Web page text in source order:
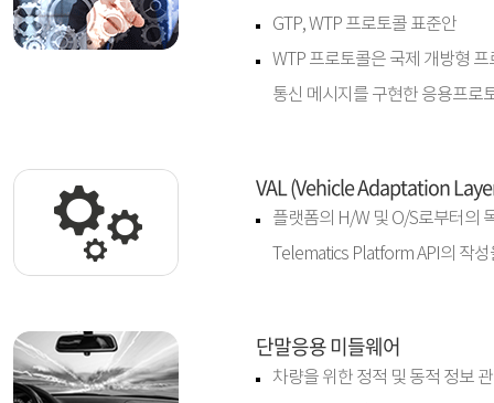
GTP, WTP 프로토콜 표준안
WTP 프로토콜은 국제 개방형
통신 메시지를 구현한 응용프로
VAL (Vehicle Adaptation
플랫폼의 H/W 및 O/S로부터의
Telematics Platform API의 작
단말응용 미들웨어
차량을 위한 정적 및 동적 정보